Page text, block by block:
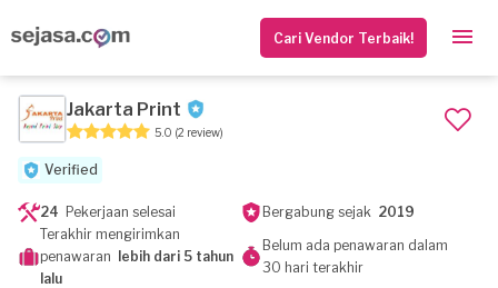
Cari Vendor Terbaik!
Jakarta Print
5.0 (2 review)
Verified
24 Pekerjaan selesai Bergabung sejak 2019
Terakhir mengirimkan
penawaran
lebih dari 5 tahun
lalu
Belum ada penawaran dalam
30 hari terakhir